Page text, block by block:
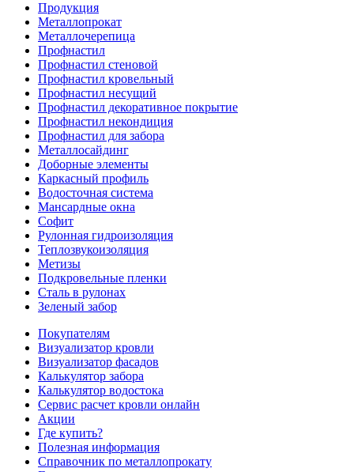
Продукция
Металлопрокат
Металлочерепица
Профнастил
Профнастил стеновой
Профнастил кровельный
Профнастил несущий
Профнастил декоративное покрытие
Профнастил некондиция
Профнастил для забора
Металлосайдинг
Доборные элементы
Каркасный профиль
Водосточная система
Мансардные окна
Софит
Рулонная гидроизоляция
Теплозвукоизоляция
Метизы
Подкровельные пленки
Сталь в рулонах
Зеленый забор
Покупателям
Визуализатор кровли
Визуализатор фасадов
Калькулятор забора
Калькулятор водостока
Сервис расчет кровли онлайн
Акции
Где купить?
Полезная информация
Справочник по металлопрокату